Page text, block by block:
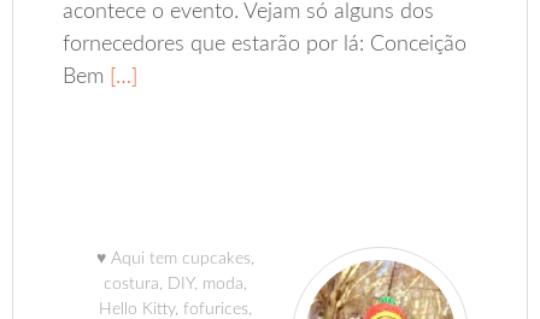
acontece o evento. Vejam só alguns dos
fornecedores que estarão por lá: Conceição
Bem […]
♥ Aqui tem cupcakes,
costura, DIY, moda,
Hello Kitty, fofurices,